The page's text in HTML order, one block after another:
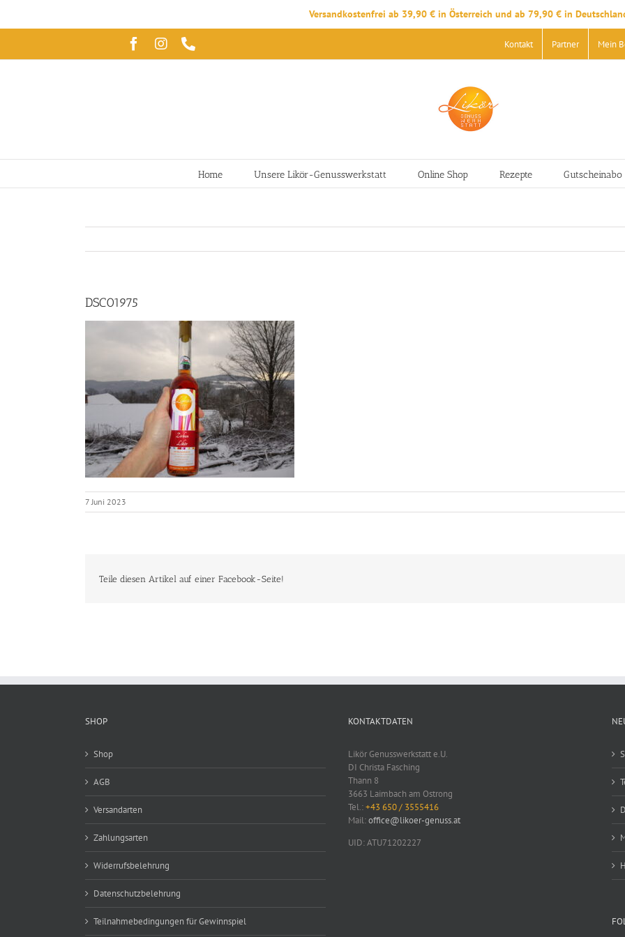
Versandkostenfrei ab 39,90 € in Österreich und ab 79,90 € in
springen
Facebook
Instagram Kontakt Partner Mein
Home Unsere Likör-Genusswerkstatt Online Shop Rezepte Gutscheinabo
DSC01975
7 Juni 2023
Teile diesen Artikel auf einer Facebook-Seite!
SHOP
Shop
AGB
Versandarten
Zahlungsarten
Widerrufsbelehrung
Datenschutzbelehrung
Teilnahmebedingungen für Gewinnspiel
KONTAKTDATEN
Likör Genusswerkstatt e.U.
DI Christa Fasching
Thann 8
3663 Laimbach am Ostrong
Tel.:+43 650 / 3555416
Mail:office@likoer-genuss.at
UID: ATU71202227